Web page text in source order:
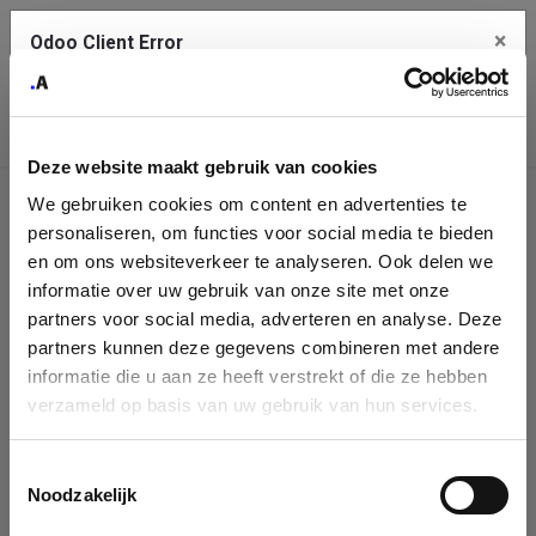
Deze website maakt gebruik van cookies
We gebruiken cookies om content en advertenties te
personaliseren, om functies voor social media te bieden
en om ons websiteverkeer te analyseren. Ook delen we
informatie over uw gebruik van onze site met onze
partners voor social media, adverteren en analyse. Deze
partners kunnen deze gegevens combineren met andere
informatie die u aan ze heeft verstrekt of die ze hebben
verzameld op basis van uw gebruik van hun services.
Noodzakelijk
Company
Identification
Please fill in your company details
You can search a company in our database by name, VAT or
enterprise ID. When a company is selected it will auto-complete the
form. If you don't find your company in our database, you can create
Odoo Client Error ×
service.
See details
Ok